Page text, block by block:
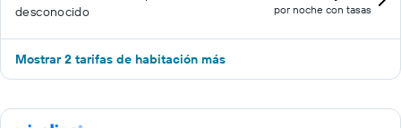
desconocido
por noche con tasas
Mostrar 2 tarifas de habitación más